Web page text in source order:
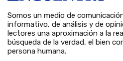
Somos un medio de
informativo, de análisis y de
lectores una aproximación a la
búsqueda de la verdad, el bien
persona humana.